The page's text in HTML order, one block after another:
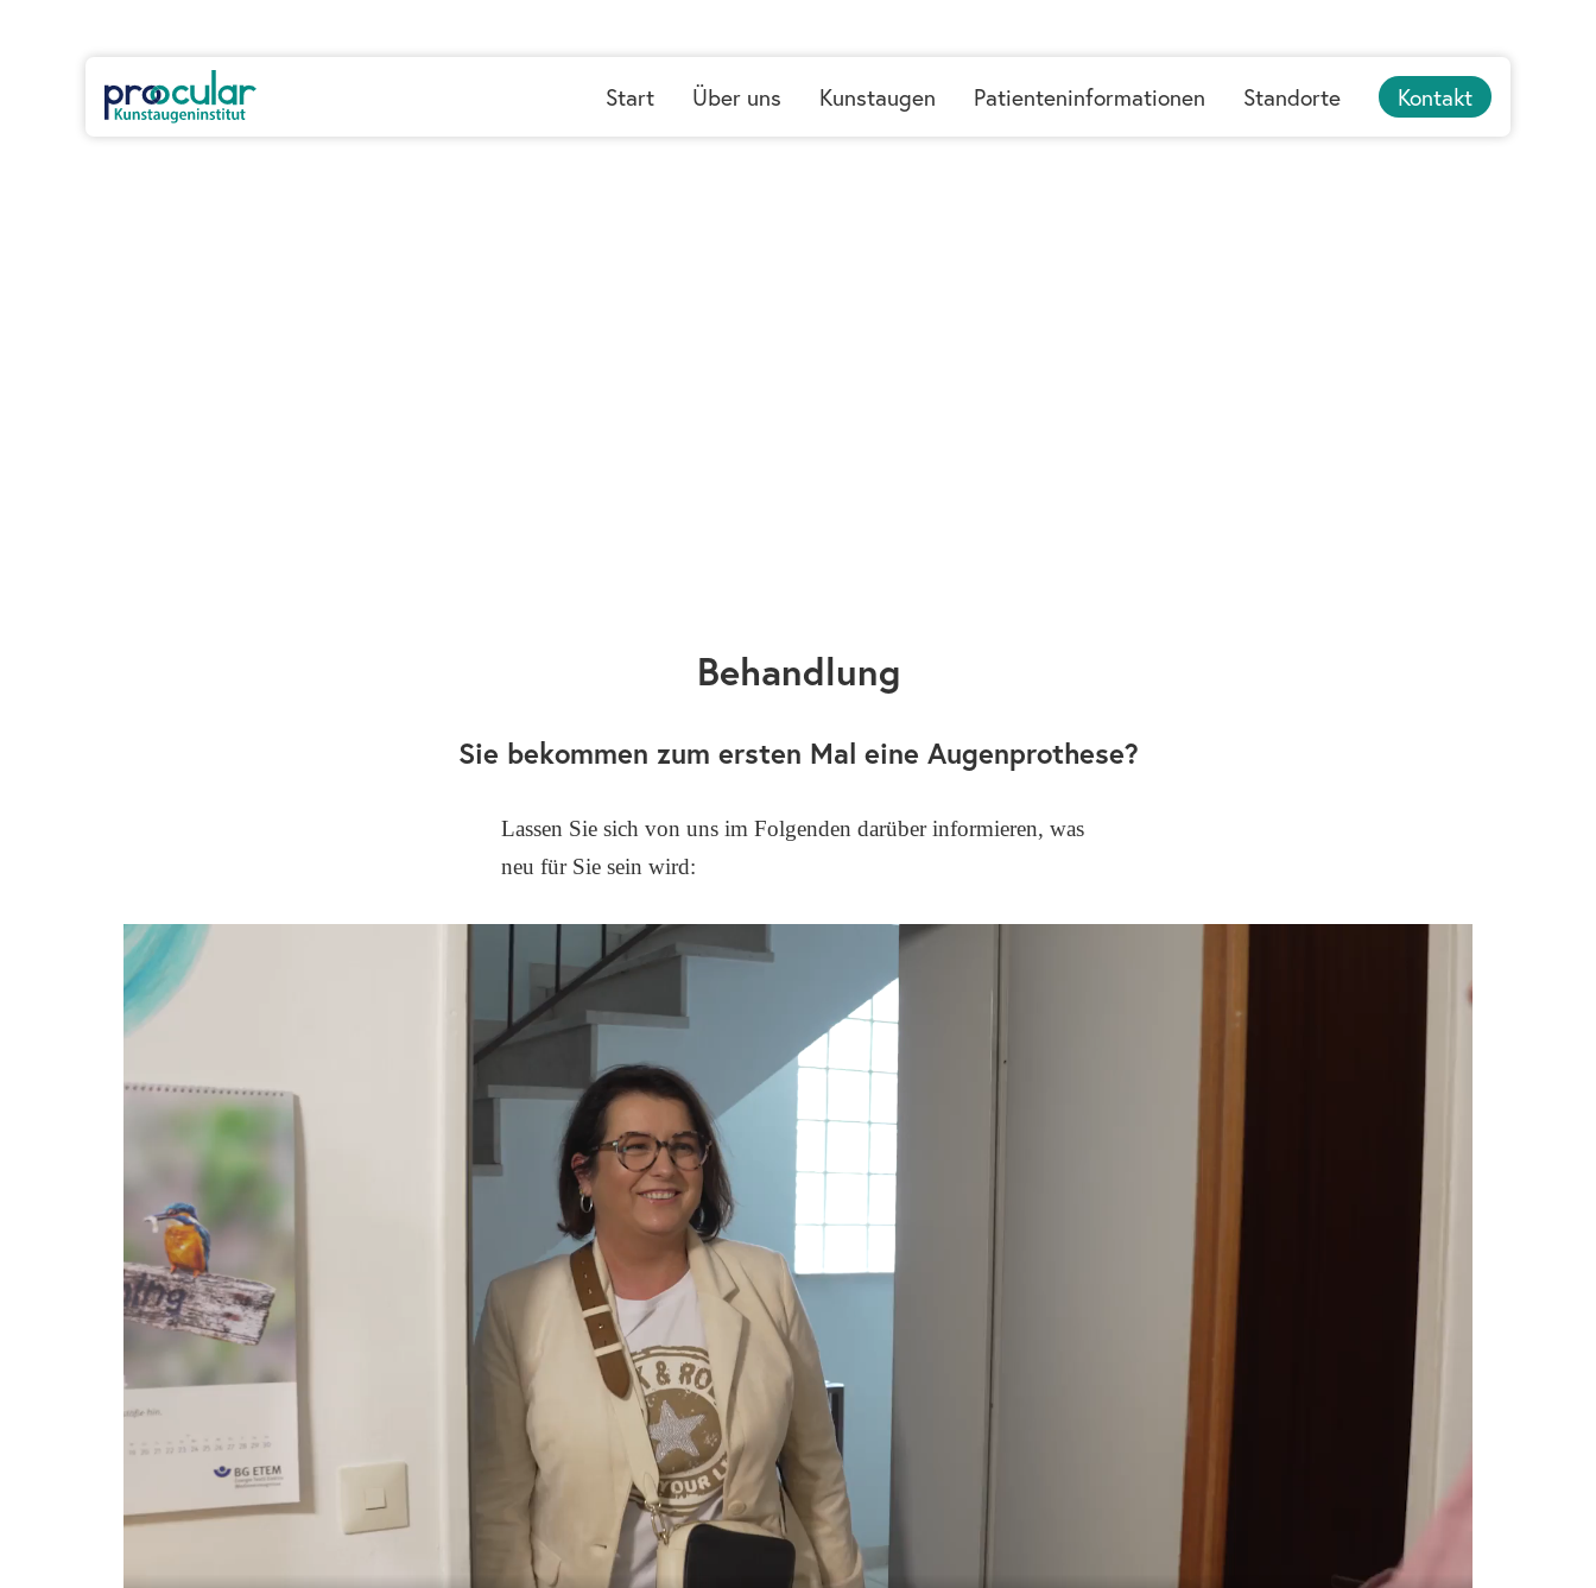
Start Über uns Kunstaugen Patienteninformationen Standorte
Kontakt
Behandlung
Sie bekommen zum ersten Mal eine Augenprothese?
Las­sen Sie sich von uns im Fol­gen­den dar­über infor­mie­ren, was
neu für Sie sein wird: